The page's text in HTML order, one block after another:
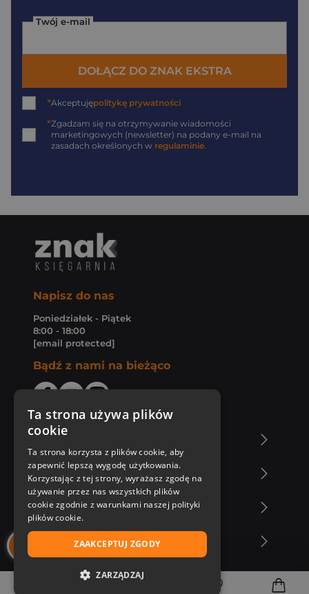
Twój e-mail
DOŁĄCZ DO ZNAK EKSTRA
*Akceptujępolitykę prywatności
*Zgadzam się na otrzymywanie wiadomości
marketingowych (newsletter) na podany e-mail na
zasadach określonych w regulaminie.
Napisz do nas
Poniedziałek - Piątek
8:00 - 18:00
[email protected]
Bądź z nami na bieżąco
Zakupy u nas
Nasza oferta
Nasi autorzy
Ta strona używa plików
cookie
Ta strona korzysta z plików cookie, aby
zapewnić lepszą wygodę użytkowania.
Korzystając z tej strony, wyrażasz zgodę na
używanie przez nas wszystkich plików
cookie zgodnie z warunkami naszej polityki
plików cookie.
ZAAKCEPTUJ ZGODY
ZARZĄDZAJ